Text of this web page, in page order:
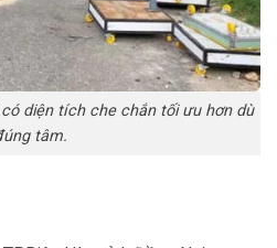
diện tích che chắn tối ưu hơn dù
tâm.